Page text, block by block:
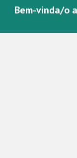
Bem-vinda/o